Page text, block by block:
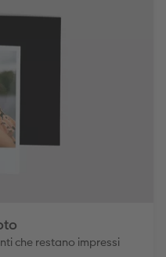
che restano impressi